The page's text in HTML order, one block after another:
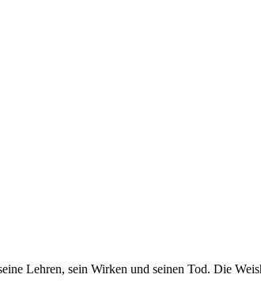
Lehren, sein Wirken und seinen Tod. Die